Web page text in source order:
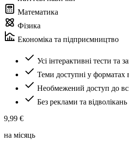
Математика
Фізика
Економіка та підприємництво
Усі інтерактивні тести та
Теми доступні у форматах
Необмежений доступ до
Без реклами та відволікань
9,99 €
на місяць